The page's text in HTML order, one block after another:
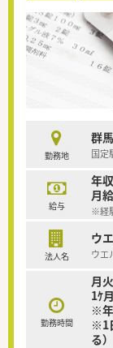
勤務地
群
国定
給与
年
月
※経
法人名
ウ
ウ
勤務時間
月
1ｹ
※
※1
る）